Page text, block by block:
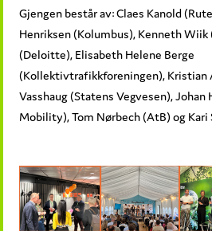
Gjengen består av: Claes Kanold
Henriksen (Kolumbus), Kenneth Wiik
(Deloitte), Elisabeth Helene Berge
(Kollektivtrafikkforeningen), Kristian
Vasshaug (Statens Vegvesen),
Mobility), Tom Nørbech (AtB) og Kari